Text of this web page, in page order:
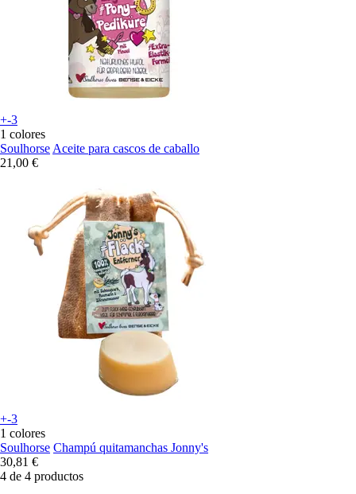
+-3
1 colores
Soulhorse Aceite para cascos de caballo
21,00 €
+-3
1 colores
Soulhorse Champú quitamanchas Jonny's
30,81 €
4 de 4 productos